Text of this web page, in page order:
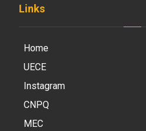
Links
Home
UECE
Instagram
CNPQ
MEC